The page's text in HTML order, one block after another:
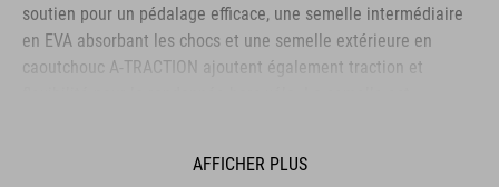
soutien pour un pédalage efficace, une semelle intermédiaire
en EVA absorbant les chocs et une semelle extérieure en
caoutchouc A-TRACTION ajoutent également traction et
utilisation sur des pédales plates grâce au composé de
AFFICHER PLUS